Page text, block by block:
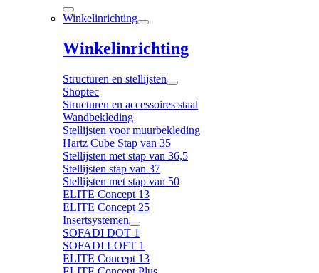
Winkelinrichting
Winkelinrichting
Structuren en stellijsten
Shoptec
Structuren en accessoires staal
Wandbekleding
Stellijsten voor muurbekleding
Hartz Cube Stap van 35
Stellijsten met stap van 36,5
Stellijsten stap van 37
Stellijsten met stap van 50
ELITE Concept 13
ELITE Concept 25
Insertsystemen
SOFADI DOT 1
SOFADI LOFT 1
ELITE Concept 13